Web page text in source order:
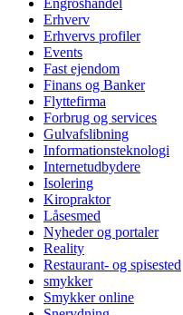
Engroshandel
Erhverv
Erhvervs profiler
Events
Fast ejendom
Finans og Banker
Flyttefirma
Forbrug og services
Gulvafslibning
Informationsteknologi
Internetudbydere
Isolering
Kiropraktor
Låsesmed
Nyheder og portaler
Reality
Restaurant- og spisested
smykker
Smykker online